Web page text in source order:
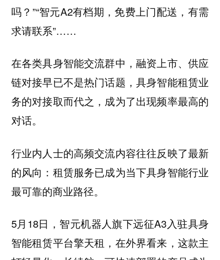
吗？”“智元A2有档期，免费上门配送，有需
求请联系”……
在各类具身智能交流群中，融资上市、供应
链对接早已不是热门话题，具身智能租赁业
务的对接取而代之，成为了出现频率最高的
对话。
行业内人士的高频交流内容往往反映了最新
的风向：租赁服务已成为当下具身智能行业
最可靠的商业路径。
5月18日，智元机器人旗下远征A3入驻具身
智能租赁平台擎天租，在外界看来，这款主